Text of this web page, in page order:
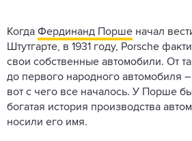
Когда Фердинанд Порше начал
Штутгарте, в 1931 году, Porsche
свои собственные автомобили. От
до первого народного автомобиля
вот с чего все началось. У Порше
богатая история производства
носили его имя.